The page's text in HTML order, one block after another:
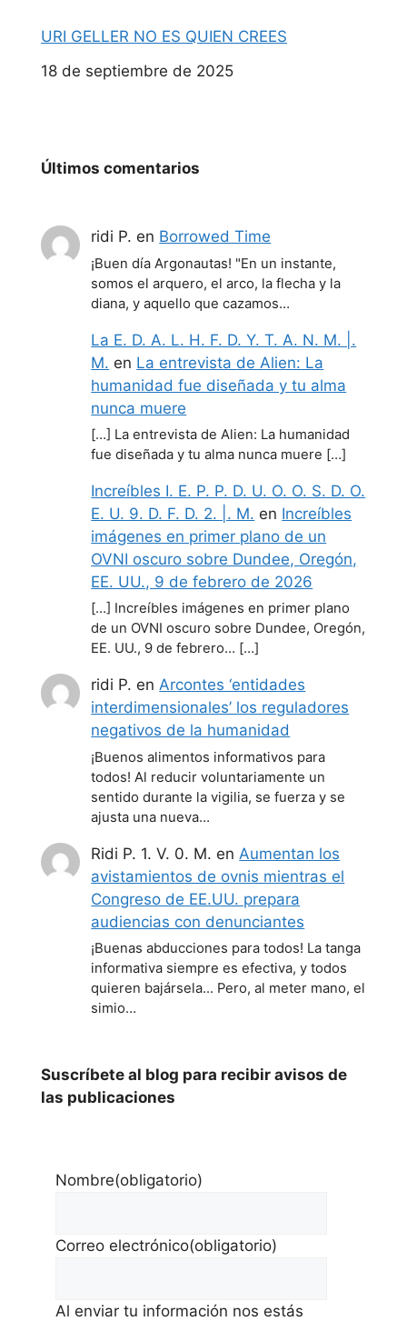
URI GELLER NO ES QUIEN CREES
Fecha
18 de septiembre de 2025
Últimos comentarios
ridi P. en Borrowed Time
¡Buen día Argonautas! "En un instante,
somos el arquero, el arco, la flecha y la
diana, y aquello que cazamos…
La E. D. A. L. H. F. D. Y. T. A. N. M. |.
M. en La entrevista de Alien: La
humanidad fue diseñada y tu alma
nunca muere
[…] La entrevista de Alien: La humanidad
fue diseñada y tu alma nunca muere […]
Increíbles I. E. P. P. D. U. O. O. S. D. O.
E. U. 9. D. F. D. 2. |. M. en Increíbles
imágenes en primer plano de un
OVNI oscuro sobre Dundee, Oregón,
EE. UU., 9 de febrero de 2026
[…] Increíbles imágenes en primer plano
de un OVNI oscuro sobre Dundee, Oregón,
EE. UU., 9 de febrero… […]
ridi P. enArcontes ‘entidades
interdimensionales’ los reguladores
negativos de la humanidad
¡Buenos alimentos informativos para
todos! Al reducir voluntariamente un
sentido durante la vigilia, se fuerza y se
ajusta una nueva…
Ridi P. 1. V. 0. M. en Aumentan los
avistamientos de ovnis mientras el
Congreso de EE.UU. prepara
audiencias con denunciantes
¡Buenas abducciones para todos! La tanga
informativa siempre es efectiva, y todos
quieren bajársela... Pero, al meter mano, el
simio…
Suscríbete al blog para recibir avisos de
las publicaciones
Nombre(obligatorio)
Correo electrónico(obligatorio)
Al enviar tu información nos estás